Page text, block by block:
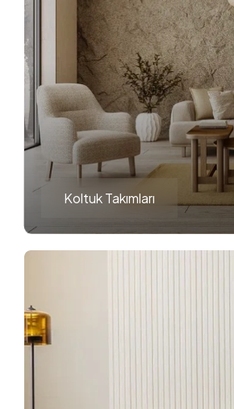
Koltuk Takımları